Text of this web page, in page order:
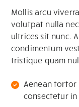
Mollis arcu
volutpat nulla
ultrices sit nunc.
condimentum
tristique quam
Aenean tortor
consectetur in